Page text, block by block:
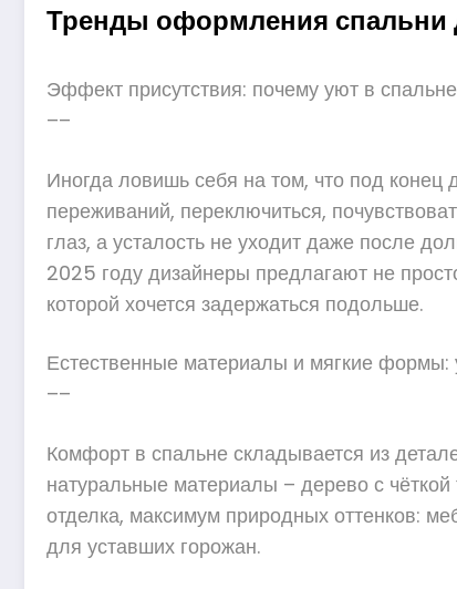
Тренды оформления спальни
Эффект присутствия: почему уют в
––
Иногда ловишь себя на том, что под конец
переживаний, переключиться,
глаз, а усталость не уходит даже после
2025 году дизайнеры предлагают не
которой хочется задержаться подольше.
Естественные материалы и мягкие формы:
––
Комфорт в спальне складывается из
натуральные материалы – дерево с чёткой
отделка, максимум природных оттенков:
для уставших горожан.